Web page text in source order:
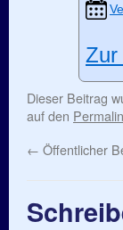
Zur
Dieser Beitrag
auf den
← Öffentlicher